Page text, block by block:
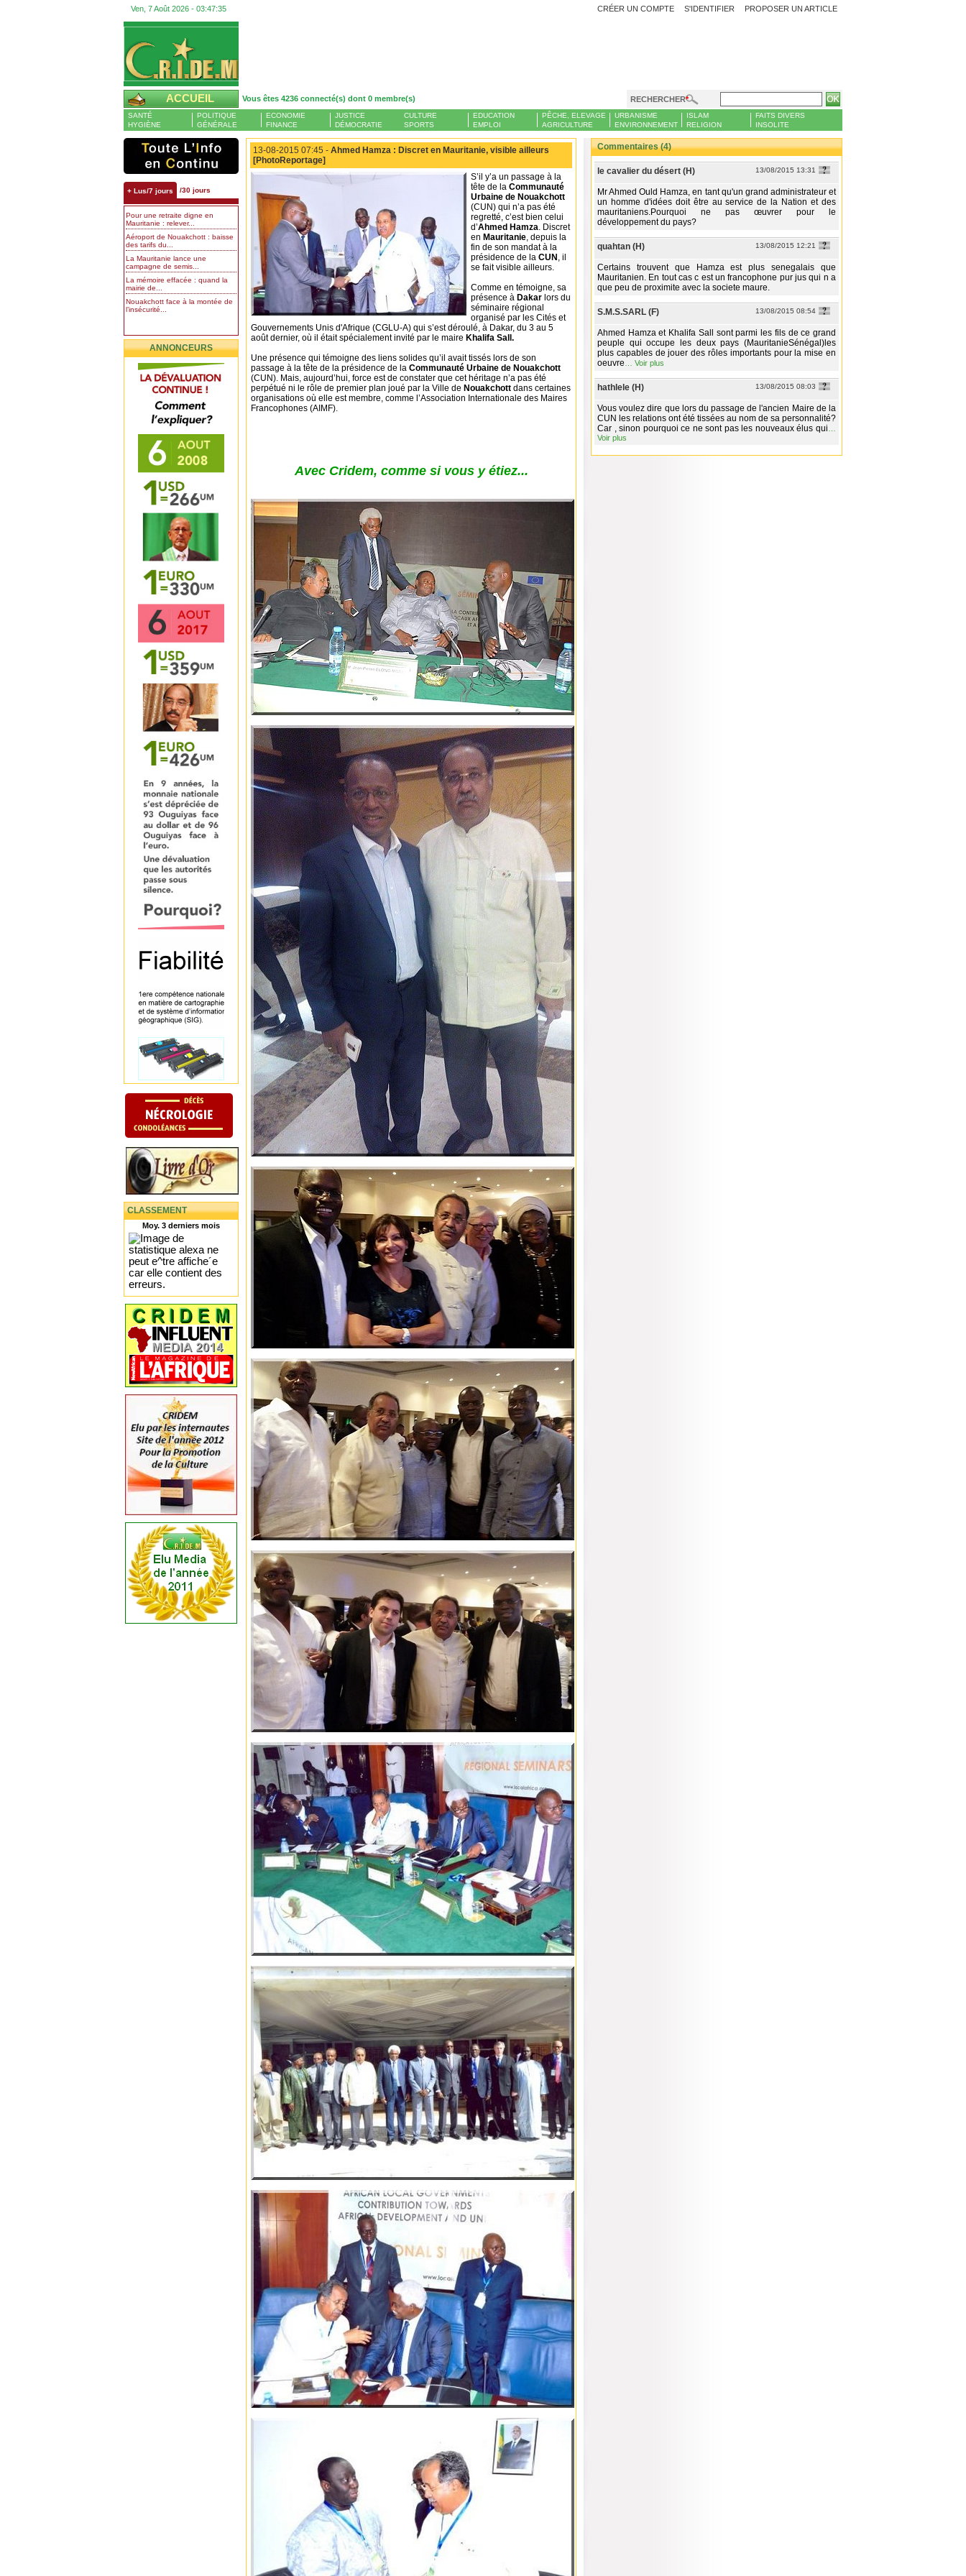
Ven, 7 Août 2026 - 03:47:36 PROPOSER UN ARTICLE
CRÉER UN COMPTE S'IDENTIFIER
ACCUEIL Vous êtes 4236 connecté(s) dont 0 membre(s) RECHERCHER
SANTÉ
HYGIÈNE
POLITIQUE
GÉNÉRALE
ECONOMIE
FINANCE
JUSTICE
DÉMOCRATIE
CULTURE
SPORTS
EDUCATION
EMPLOI
PÊCHE, ELEVAGE
AGRICULTURE
URBANISME
ENVIRONNEMENT
ISLAM
RELIGION
FAITS DIVERS
INSOLITE
+ Lus/7 jours /30 jours
Pour une retraite digne en
Mauritanie : relever...
Aéroport de Nouakchott : baisse
des tarifs du...
La Mauritanie lance une
campagne de semis...
La mémoire effacée : quand la
mairie de...
Nouakchott face à la montée de
l’insécurité...
ANNONCEURS
CLASSEMENT
Moy. 3 derniers mois
13-08-2015 07:45 - Ahmed Hamza : Discret en Mauritanie, visible ailleurs
[PhotoReportage]
S’il y’a un passage à la
tête de la Communauté
Urbaine de Nouakchott
(CUN) qui n’a pas été
regretté, c’est bien celui
d’Ahmed Hamza. Discret
en Mauritanie, depuis la
fin de son mandat à la
présidence de la CUN , il
se fait visible ailleurs.
Comme en témoigne, sa
présence à Dakar lors du
séminaire régional
organisé par les Cités et
Gouvernements Unis d'Afrique (CGLU-A) qui s’est déroulé, à Dakar, du 3 au 5
août dernier, où il était spécialement invité par le maire Khalifa Sall.
Une présence qui témoigne des liens solides qu’il avait tissés lors de son
passage à la tête de la présidence de la Communauté Urbaine de Nouakchott
(CUN). Mais, aujourd’hui, force est de constater que cet héritage n’a pas été
perpétué ni le rôle de premier plan joué par la Ville de Nouakchott dans certaines
organisations où elle est membre, comme l’Association Internationale des Maires
Francophones (AIMF).
Avec Cridem, comme si vous y étiez...
Commentaires (4)
le cavalier du désert (H) 13/08/2015 13:31
Mr Ahmed Ould Hamza, en tant qu'un grand administrateur et
un homme d'idées doit être au service de la Nation et des
mauritaniens.Pourquoi ne pas œuvrer pour le
développement du pays?
quahtan (H) 13/08/2015 12:21
Certains trouvent que Hamza est plus senegalais que
Mauritanien. En tout cas c est un francophone pur jus qui n a
que peu de proximite avec la societe maure.
S.M.S.SARL (F) 13/08/2015 08:54
Ahmed Hamza et Khalifa Sall sont parmi les fils de ce grand
peuple qui occupe les deux pays (MauritanieSénégal)les
plus capables de jouer des rôles importants pour la mise en
oeuvre
Voir plus
hathlele (H) 13/08/2015 08:03
Vous voulez dire que lors du passage de l'ancien Maire de la
CUN les relations ont été tissées au nom de sa personnalité?
Car , sinon pourquoi ce ne sont pas les nouveaux élus qui
Voir plus